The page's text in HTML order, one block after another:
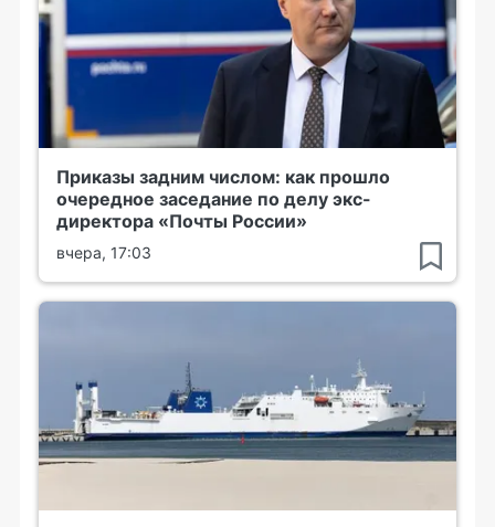
Приказы задним числом: как прошло
очередное заседание по делу экс-
директора «Почты России»
вчера, 17:03